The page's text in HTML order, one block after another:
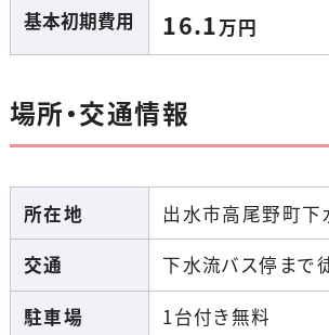
基本初期費用 16.1万円
場所・交通情報
所在地
出水市高尾野町
交通
下水流バス停まで
駐車場
1台付き無料